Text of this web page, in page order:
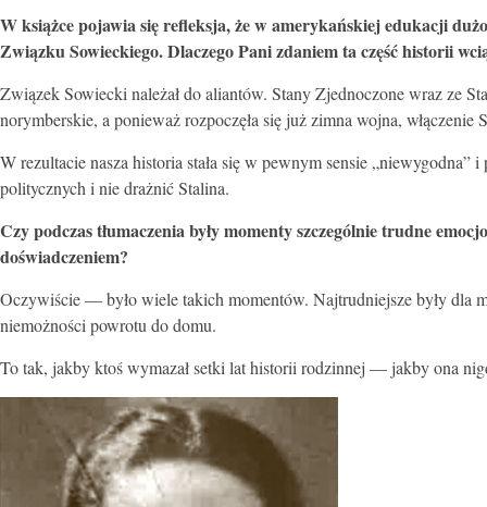
W książce pojawia się refleksja, że w amerykańskiej edukacji
Związku Sowieckiego. Dlaczego Pani zdaniem ta część historii
Związek Sowiecki należał do aliantów. Stany Zjednoczone wraz ze
norymberskie, a ponieważ rozpoczęła się już zimna wojna,
W rezultacie nasza historia stała się w pewnym sensie
politycznych i nie drażnić Stalina.
Czy podczas tłumaczenia były momenty szczególnie trudne
doświadczeniem?
Oczywiście — było wiele takich momentów. Najtrudniejsze były dla
niemożności powrotu do domu.
To tak, jakby ktoś wymazał setki lat historii rodzinnej — jakby ona